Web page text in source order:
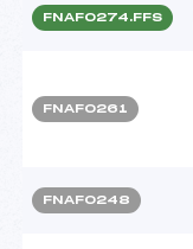
FNAF0274.FFS
FNAF0261
FNAF0248